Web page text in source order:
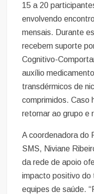
15 a 20
envolvendo
mensais. Durante
recebem suporte
Cognitivo-
auxílio
transdérmicos de
comprimidos. Caso
retornar ao grupo e
A coordenadora do
SMS, Niviane
da rede de apoio
impacto positivo do
equipes de saúde.